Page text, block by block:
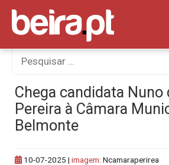
Skip
content
Procurar
por:
Chega candidata Nuno
Pereira à Câmara
Belmonte
10-07-2025 | imagem: Ncamaraperirea